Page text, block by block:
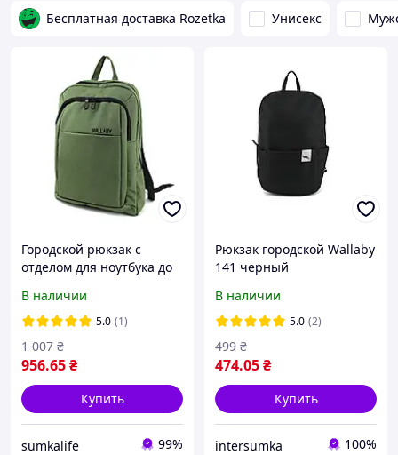
Бесплатная доставка Rozetka Унисекс
Городской рюкзак с
отделом для ноутбука до
В наличии
5.0 (1)
956.65₴
1 007 ₴
Купить
sumkalife 99%
Рюкзак городской Wallaby
141 черный
В наличии
5.0 (2)
474.05₴
499 ₴
Купить
intersumka 100%